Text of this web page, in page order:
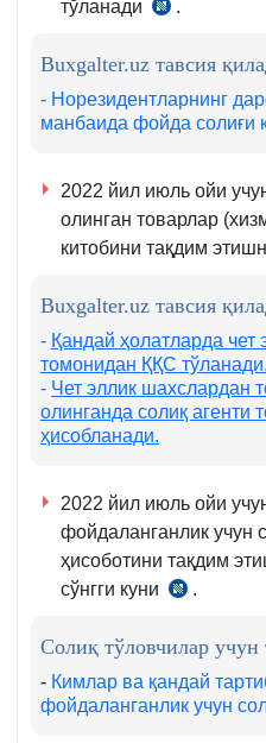
тўланади
СК
м.
1–
2-
.
Buxgalter.uz тавсия
- Норезидентларнинг
манбаида фойда солиғи
2022 йил июль ойи
олинган товарлар
китобини тақдим
Buxgalter.uz тавсия
- Қандай ҳолатларда
томонидан ҚҚС тўланади.
- Чет эллик шахслардан
олинганда солиқ агенти
ҳисобланади.
2022 йил июль ойи
фойдаланганлик учун
ҳисоботини тақдим
сўнгги куни
СК
м.
3–
4-
.
Солиқ тўловчилар учун
- Кимлар ва қандай
фойдаланганлик учун